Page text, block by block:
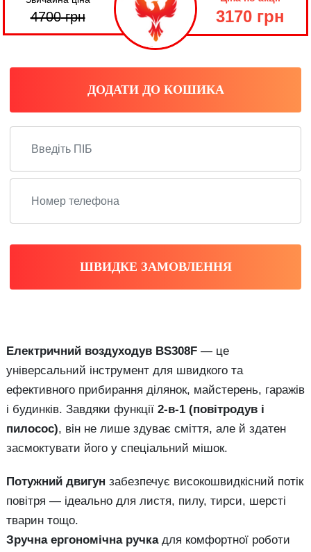
4700грн 3170 грн
ДОДАТИ ДО КОШИКА
ШВИДКЕ ЗАМОВЛЕННЯ
Електричний воздуходув BS308F — це
універсальний інструмент для швидкого та
ефективного прибирання ділянок, майстерень, гаражів
і будинків. Завдяки функції 2-в-1 (повітродув і
пилосос), він не лише здуває сміття, але й здатен
засмоктувати його у спеціальний мішок.
Потужний двигун забезпечує високошвидкісний потік
повітря — ідеально для листя, пилу, тирси, шерсті
тварин тощо.
Зручна ергономічна ручкадля комфортної роботи